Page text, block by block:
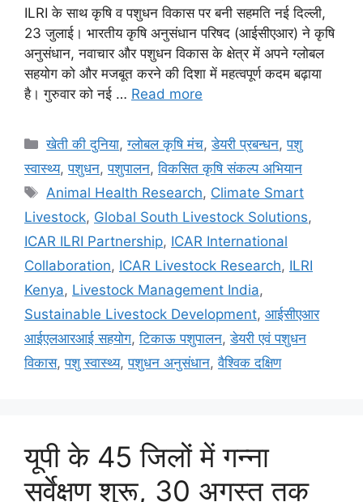
ILRI के साथ कृषि व पशुधन विकास पर बनी सहमति नई दिल्ली,
23 जुलाई। भारतीय कृषि अनुसंधान परिषद (आईसीएआर) ने कृषि
अनुसंधान, नवाचार और पशुधन विकास के क्षेत्र में अपने ग्लोबल
सहयोग को और मजबूत करने की दिशा में महत्वपूर्ण कदम बढ़ाया
है। गुरुवार को नई … Read more
खेती की दुनिया,ग्लोबल कृषि मंच,डेयरी प्रबन्धन,पशु
स्वास्थ्य,पशुधन,पशुपालन,विकसित कृषि संकल्प अभियान
Animal Health Research, Climate Smart
Livestock, Global South Livestock Solutions,
ICAR ILRI Partnership, ICAR International
Collaboration, ICAR Livestock Research, ILRI
Kenya, Livestock Management India,
Sustainable Livestock Development, आईसीएआर
आईएलआरआई सहयोग,टिकाऊ पशुपालन,डेयरी एवं पशुधन
विकास,पशु स्वास्थ्य,पशुधन अनुसंधान,वैश्विक दक्षिण
यूपी के 45 जिलों में गन्ना
सर्वेक्षण शुरू, 30 अगस्त तक